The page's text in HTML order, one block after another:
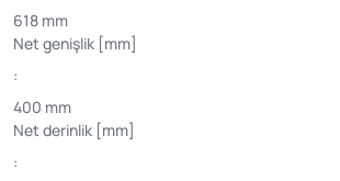
618 mm
Net genişlik [mm]
:
400 mm
Net derinlik [mm]
: